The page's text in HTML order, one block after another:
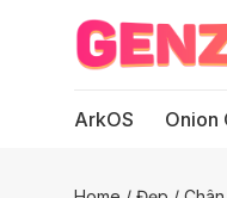
ArkOS Onion